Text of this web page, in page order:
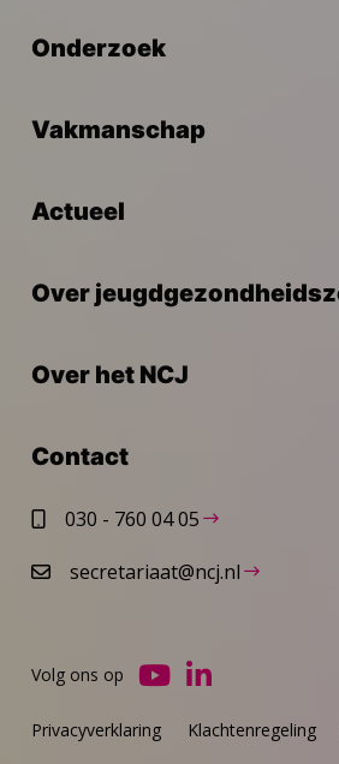
Onderzoek
Vakmanschap
Actueel
Over
Over het NCJ
Contact
030 - 760 04 05
secretariaat@ncj.nl
Privacyverklaring Klachtenregeling
Volg ons op
Ga
YouTube
Ga
LinkedIn